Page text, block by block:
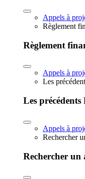
Appels à
Règlement
Règlement
Appels à
Les
Les précédents
Appels à
Rechercher
Rechercher un